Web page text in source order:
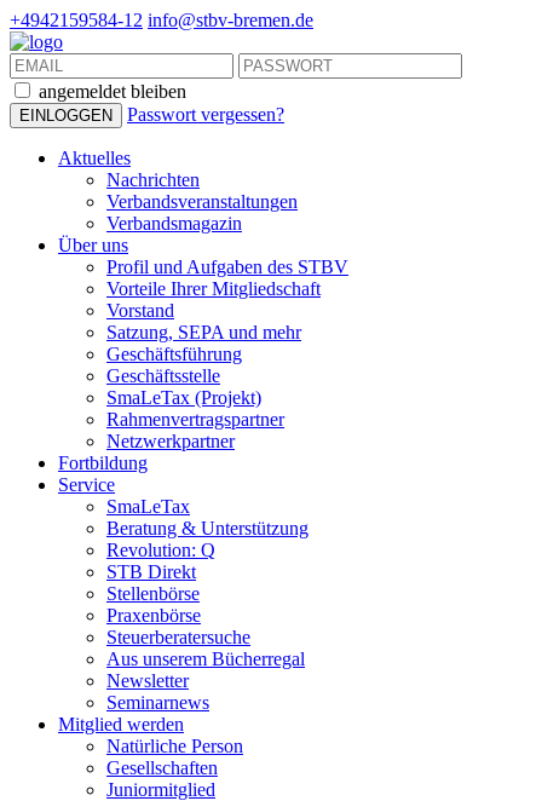
+4942159584-12 info@stbv-bremen.de
angemeldet bleiben
Passwort vergessen?
Aktuelles
Nachrichten
Verbandsveranstaltungen
Verbandsmagazin
Über uns
Profil und Aufgaben des STBV
Vorteile Ihrer Mitgliedschaft
Vorstand
Satzung, SEPA und mehr
Geschäftsführung
Geschäftsstelle
SmaLeTax (Projekt)
Rahmenvertragspartner
Netzwerkpartner
Fortbildung
Service
SmaLeTax
Beratung & Unterstützung
Revolution: Q
STB Direkt
Stellenbörse
Praxenbörse
Steuerberatersuche
Aus unserem Bücherregal
Newsletter
Seminarnews
Mitglied werden
Natürliche Person
Gesellschaften
Juniormitglied